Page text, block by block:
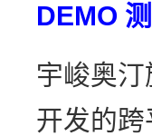
DEMO
宇峻奥
开发的